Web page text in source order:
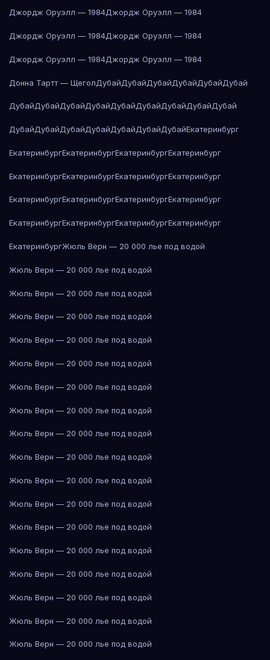
Джордж Оруэлл — 1984Джордж Оруэлл — 1984
Джордж Оруэлл — 1984Джордж Оруэлл — 1984
Джордж Оруэлл — 1984Джордж Оруэлл — 1984
Донна Тартт — ЩеголДубайДубайДубайДубайДубайДубай
ДубайДубайДубайДубайДубайДубайДубайДубайДубай
ДубайДубайДубайДубайДубайДубайДубайЕкатеринбург
ЕкатеринбургЕкатеринбургЕкатеринбургЕкатеринбург
ЕкатеринбургЕкатеринбургЕкатеринбургЕкатеринбург
ЕкатеринбургЕкатеринбургЕкатеринбургЕкатеринбург
ЕкатеринбургЕкатеринбургЕкатеринбургЕкатеринбург
ЕкатеринбургЖюль Верн — 20 000 лье под водой
Жюль Верн — 20 000 лье под водой
Жюль Верн — 20 000 лье под водой
Жюль Верн — 20 000 лье под водой
Жюль Верн — 20 000 лье под водой
Жюль Верн — 20 000 лье под водой
Жюль Верн — 20 000 лье под водой
Жюль Верн — 20 000 лье под водой
Жюль Верн — 20 000 лье под водой
Жюль Верн — 20 000 лье под водой
Жюль Верн — 20 000 лье под водой
Жюль Верн — 20 000 лье под водой
Жюль Верн — 20 000 лье под водой
Жюль Верн — 20 000 лье под водой
Жюль Верн — 20 000 лье под водой
Жюль Верн — 20 000 лье под водой
Жюль Верн — 20 000 лье под водой
Жюль Верн — 20 000 лье под водой